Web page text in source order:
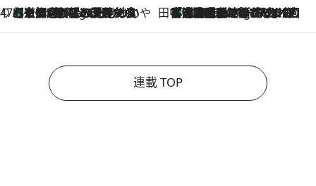
47都道府県の手みやげ ひんやりスイーツで夏を満喫
5 Hours Ago
【京都府】この夏絶対食べたい 冷やしておいしいおやつ3選 ひと口目から心を掴む新緑のテリーヌ 田中稲の勝手に再ブーム
10 Hours Ago
「湘南乃風に憧れて」観客大盛上がりの“タオル回し”に、ラッパー顔負けの高速歌唱まで…さだまさし（74）のアグレッシブすぎる現在地
連載 TOP